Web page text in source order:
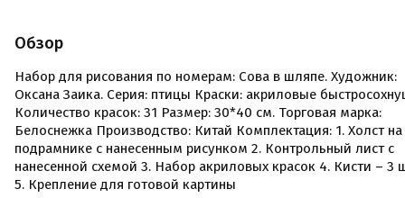
Обзор
Набор для рисования по номерам: Сова в шляпе. Художник:
Оксана Заика. Серия: птицы Краски: акриловые
Количество красок: 31 Размер: 30*40 см. Торговая марка:
Белоснежка Производство: Китай Комплектация: 1. Холст на
подрамнике с нанесенным рисунком 2. Контрольный лист с
нанесенной схемой 3. Набор акриловых красок 4. Кисти – 3
5. Крепление для готовой картины